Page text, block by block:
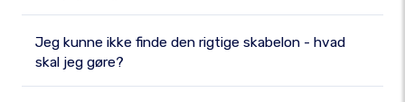
Jeg kunne ikke finde den rigtige skabelon - hvad
skal jeg gøre?